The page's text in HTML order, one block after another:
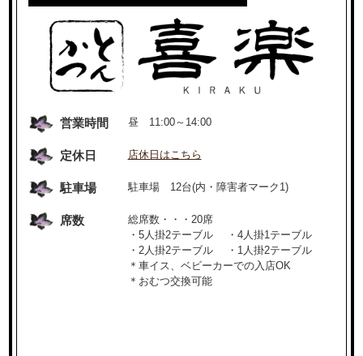
営業時間 昼 11:00～14:00
定休日 店休日はこちら
駐車場 駐車場 12台(内・障害者マーク1)
席数
総席数・・・20席
・5人掛2テーブル ・4人掛1テーブル
・2人掛2テーブル ・1人掛2テーブル
＊車イス、ベビーカーでの入店OK
＊おむつ交換可能